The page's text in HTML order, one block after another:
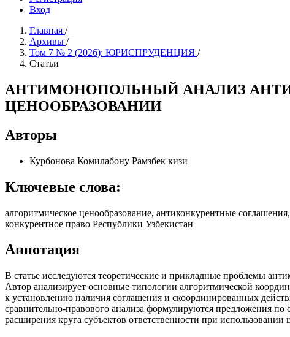
Вход
Главная /
Архивы /
Том 7 № 2 (2026): ЮРИСПРУДЕНЦИЯ /
Статьи
АНТИМОНОПОЛЬНЫЙ АНАЛИЗ
ЦЕНООБРАЗОВАНИИ
Авторы
Курбонова Комилабону Рамзбек кизи
Ключевые слова:
алгоритмическое ценообразование, антиконкурентные
конкурентное право Республики Узбекистан
Аннотация
В статье исследуются теоретические и прикладные проблемы
Автор анализирует основные типологии алгоритмической
к установлению наличия соглашения и скоординированных
сравнительно-правового анализа формулируются предложения
расширения круга субъектов ответственности при использовании